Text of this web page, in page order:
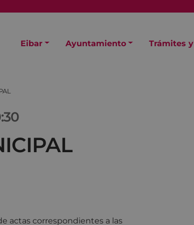
Eibar Ayuntamiento Trámites
actas correspondientes a las